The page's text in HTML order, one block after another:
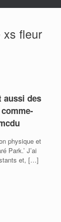
xs fleur
aussi des
physique et
Park.’ J’ai
et, […]